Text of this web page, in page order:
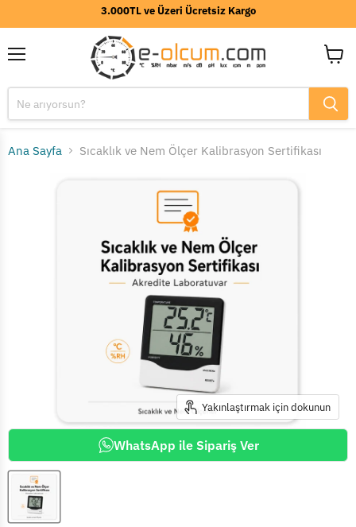
3.000TL ve Üzeri Ücretsiz Kargo
Ana Sayfa Sıcaklık ve Nem Ölçer Kalibrasyon Sertifikası
Yakınlaştırmak için dokunun
WhatsApp ile Sipariş Ver